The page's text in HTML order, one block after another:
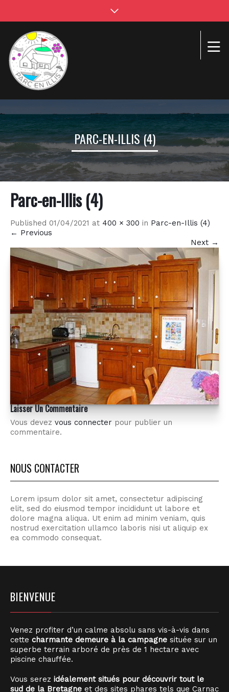
PARC-EN-ILLIS (4)
Parc-en-Illis (4)
Published 01/04/2021 at 400 × 300 in Parc-en-Illis (4)
← Previous
Next →
Laisser Un Commentaire
Vous devez vous connecter pour publier un
commentaire.
NOUS CONTACTER
Lorem ipsum dolor sit amet, consectetur adipiscing
elit, sed do eiusmod tempor incididunt ut labore et
dolore magna aliqua. Ut enim ad minim veniam, quis
nostrud exercitation ullamco laboris nisi ut aliquip ex
ea commodo consequat.
BIENVENUE
Venez profiter d’un calme absolu sans vis-à-vis dans
cette charmante demeure à la campagne située sur un
superbe terrain arboré de près de 1 hectare avec
piscine chauffée.
Vous serez idéalement situés pour découvrir tout le
sud de la Bretagne et des sites phares tels que Carnac